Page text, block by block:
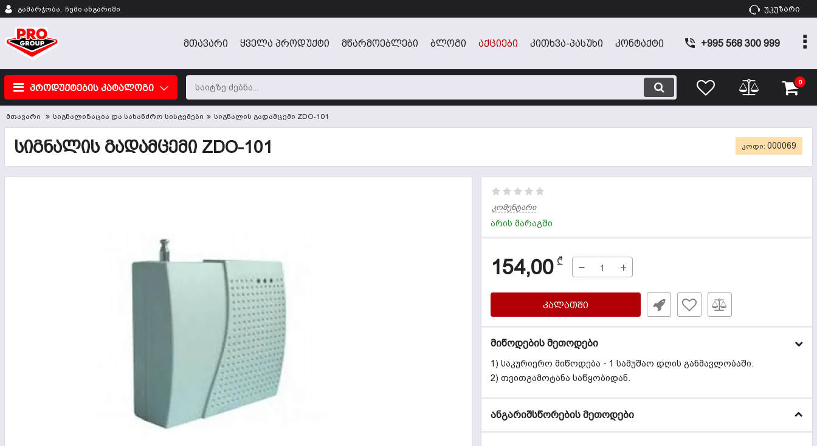
გამარჯობა, ჩემი ანგარიში უკუზარი
ᲛᲗᲐᲕᲐᲠᲘ ᲧᲕᲔᲚᲐ ᲞᲠᲝᲓᲣᲥᲢᲘ ᲛᲬᲐᲠᲛᲝᲔᲑᲚᲔᲑᲘ ᲑᲚᲝᲒᲘ ᲐᲥᲪᲘᲔᲑᲘ ᲙᲘᲗᲮᲕᲐ-ᲞᲐᲡᲣᲮᲘ ᲙᲝᲜᲢᲐᲥᲢᲘ +995 568 300 999
პროდუქტების კატალოგი 0
მთავარი სიგნალიზაცია და სახანძრო სისტემები სიგნალის გადამცემი ZDO-101
ᲡᲘᲒᲜᲐᲚᲘᲡ ᲒᲐᲓᲐᲛᲪᲔᲛᲘ ZDO-101 კოდი: 000069
კომენტარი
არის მარაგში
154,00 ₾ − +
ᲙᲐᲚᲐᲗᲨᲘ
მიწოდების მეთოდები
1) საკურიერო მიწოდება - 1 სამუშაო დღის განმავლობაში.
2) თვითგამოტანა საწყობიდან.
ანგარიშსწორების მეთოდები